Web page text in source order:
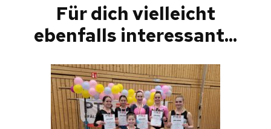
Für dich vielleicht
ebenfalls interessant...